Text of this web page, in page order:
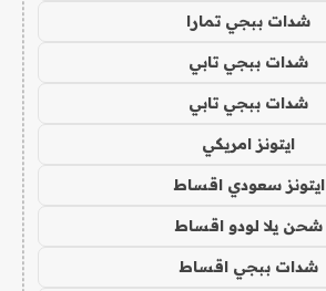
شدات ببجي تمارا
شدات ببجي تابي
شدات ببجي تابي
ايتونز امريكي
ايتونز سعودي اقساط
شحن يلا لودو اقساط
شدات ببجي اقساط